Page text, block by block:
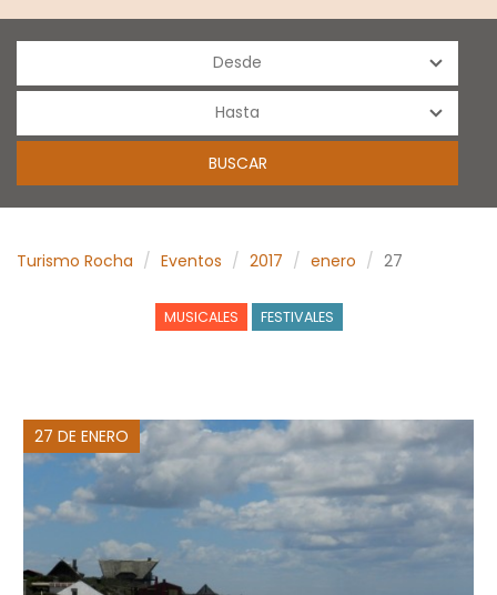
Turismo Rocha Eventos 2017 enero 27
MUSICALES FESTIVALES
27 DE ENERO